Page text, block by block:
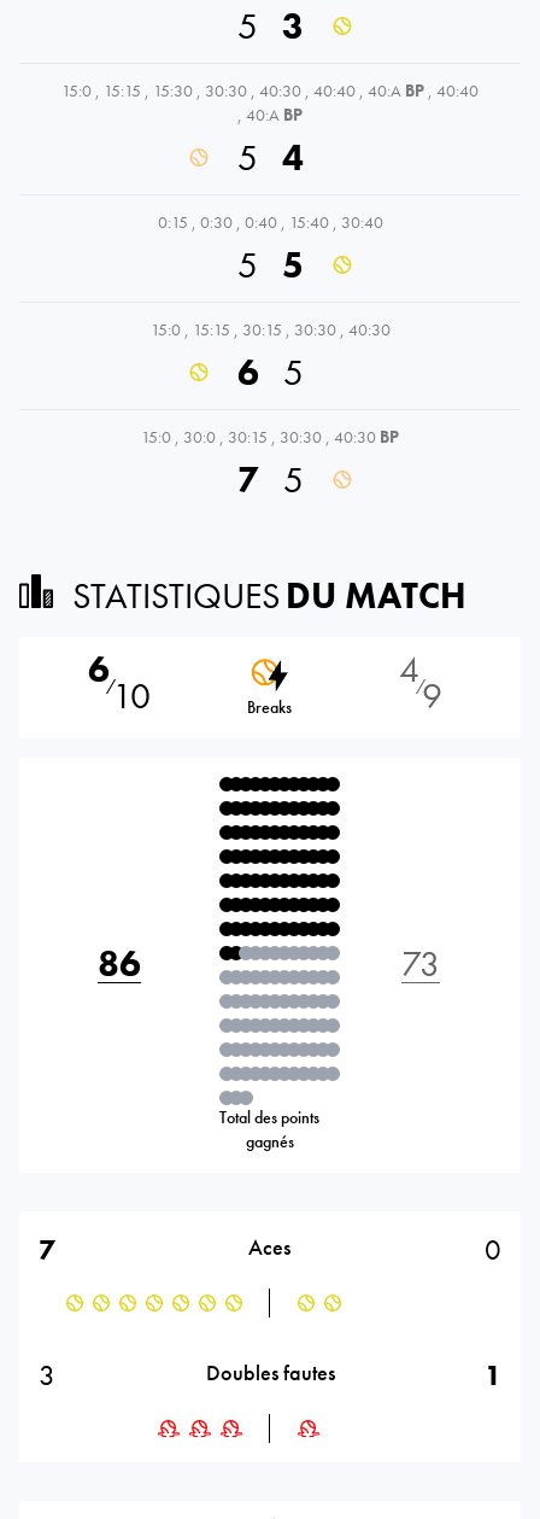
5 3
15:0 , 15:15 , 15:30 , 30:30 , 40:30 , 40:40 , 40:A BP , 40:40
, 40:A BP
5 4
0:15 , 0:30 , 0:40 , 15:40 , 30:40
5 5
15:0 , 15:15 , 30:15 , 30:30 , 40:30
6 5
15:0 , 30:0 , 30:15 , 30:30 , 40:30 BP
7 5
STATISTIQUES DU MATCH
6⁄10 Breaks
4⁄9
86
Total des points
gagnés
73
7 Aces 0
3 Doubles fautes 1